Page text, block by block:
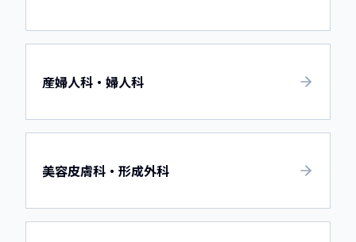
産婦人科・婦人科
美容皮膚科・形成外科